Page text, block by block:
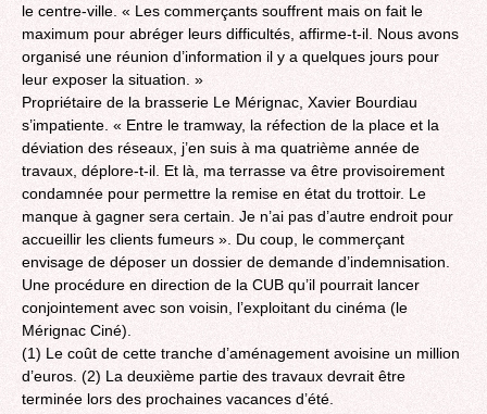
le centre-ville. « Les commerçants souffrent mais on fait le
maximum pour abréger leurs difficultés, affirme-t-il. Nous avons
organisé une réunion d’information il y a quelques jours pour
leur exposer la situation. »
Propriétaire de la brasserie Le Mérignac, Xavier Bourdiau
s’impatiente. « Entre le tramway, la réfection de la place et la
déviation des réseaux, j’en suis à ma quatrième année de
travaux, déplore-t-il. Et là, ma terrasse va être provisoirement
condamnée pour permettre la remise en état du trottoir. Le
manque à gagner sera certain. Je n’ai pas d’autre endroit pour
accueillir les clients fumeurs ». Du coup, le commerçant
envisage de déposer un dossier de demande d’indemnisation.
Une procédure en direction de la CUB qu’il pourrait lancer
conjointement avec son voisin, l’exploitant du cinéma (le
Mérignac Ciné).
(1) Le coût de cette tranche d’aménagement avoisine un million
d’euros. (2) La deuxième partie des travaux devrait être
terminée lors des prochaines vacances d’été.